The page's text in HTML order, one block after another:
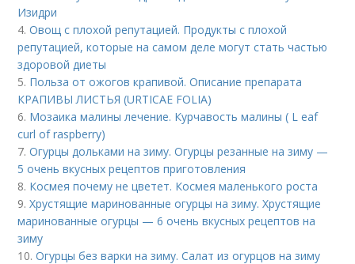
Изидри
4.Овощ с плохой репутацией. Продукты с плохой
репутацией, которые на самом деле могут стать частью
здоровой диеты
5. Польза от ожогов крапивой. Описание препарата
КРАПИВЫ ЛИСТЬЯ (URTICAE FOLIA)
6. Мозаика малины лечение. Курчавость малины ( L eaf
curl of raspberry)
7.Огурцы дольками на зиму. Огурцы резанные на зиму —
5 очень вкусных рецептов приготовления
8. Космея почему не цветет. Космея маленького роста
9.Хрустящие маринованные огурцы на зиму. Хрустящие
маринованные огурцы — 6 очень вкусных рецептов на
зиму
10.Огурцы без варки на зиму. Салат из огурцов на зиму